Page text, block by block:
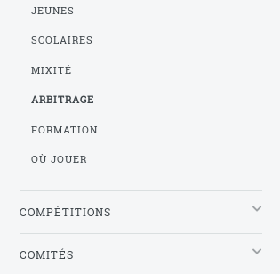
JEUNES
SCOLAIRES
MIXITÉ
ARBITRAGE
FORMATION
OÙ JOUER
COMPÉTITIONS
COMITÉS